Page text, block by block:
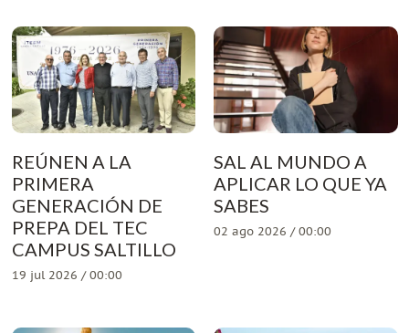
REÚNEN A LA
PRIMERA
GENERACIÓN DE
PREPA DEL TEC
CAMPUS SALTILLO
19 jul 2026 / 00:00
SAL AL MUNDO A
APLICAR LO QUE YA
SABES
02 ago 2026 / 00:00